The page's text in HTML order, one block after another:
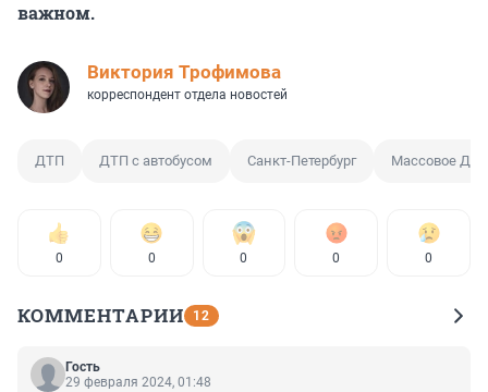
важном.
Виктория Трофимова
корреспондент отдела новостей
ДТП ДТП с автобусом Санкт-Петербург Массовое ДТП
0 0 0 0 0
КОММЕНТАРИИ 12
Гость
29 февраля 2024, 01:48